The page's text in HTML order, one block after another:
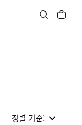
정렬 기준: